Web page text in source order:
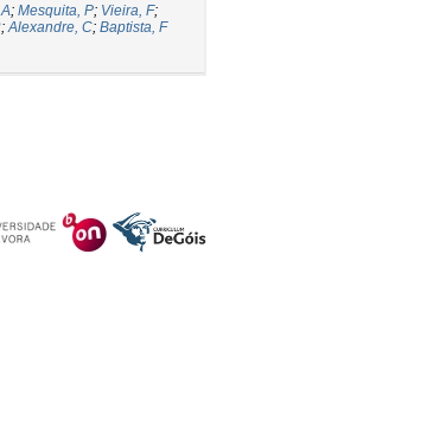
; Mesquita, P; Vieira, F;
;Alexandre, C; Baptista, F